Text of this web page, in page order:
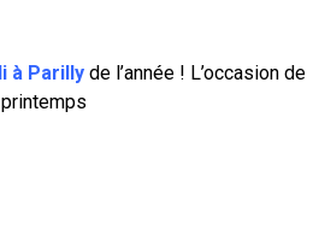
à Parilly de l’année ! L’occasion de